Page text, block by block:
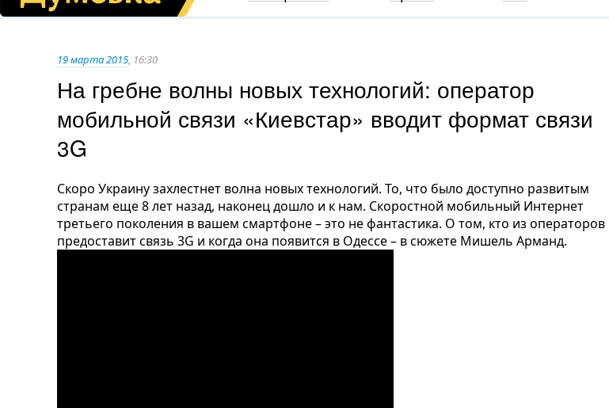
19 марта 2015, 16:30
На гребне волны новых технологий: оператор
мобильной связи «Киевстар» вводит формат связи
3G
Скоро Украину захлестнет волна новых технологий. То, что было доступно развитым
странам еще 8 лет назад, наконец дошло и к нам. Скоростной мобильный Интернет
третьего поколения в вашем смартфоне – это не фантастика. О том, кто из операторов
предоставит связь 3G и когда она появится в Одессе – в сюжете Мишель Арманд.